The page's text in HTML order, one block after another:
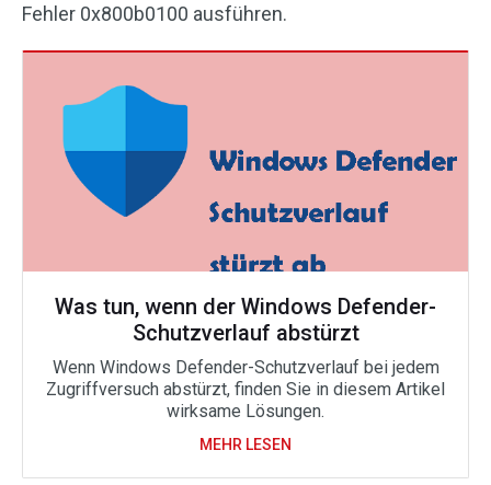
Fehler 0x800b0100 ausführen.
Was tun, wenn der Windows Defender-
Schutzverlauf abstürzt
Wenn Windows Defender-Schutzverlauf bei jedem
Zugriffversuch abstürzt, finden Sie in diesem Artikel
wirksame Lösungen.
MEHR LESEN